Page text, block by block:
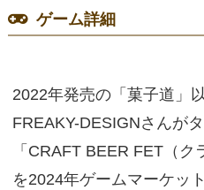
ゲーム詳細
2022年発売の「菓子道」
FREAKY-DESIGNさんが
「CRAFT BEER FET（ク
を2024年ゲームマーケッ